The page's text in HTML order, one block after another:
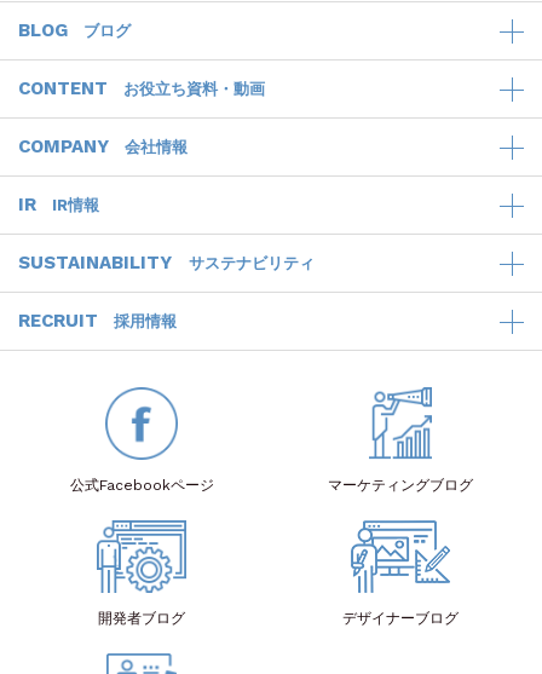
BLOG ブログ
CONTENT お役立ち資料・動画
COMPANY 会社情報
IR IR情報
SUSTAINABILITY サステナビリティ
RECRUIT 採用情報
公式Facebookページ マーケティングブログ
開発者ブログ デザイナーブログ